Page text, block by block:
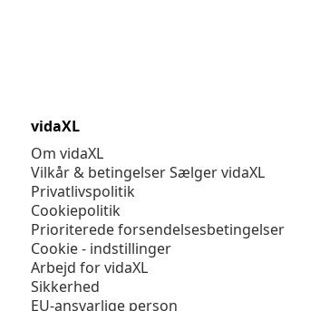
vidaXL
Om vidaXL
Vilkår & betingelser Sælger vidaXL
Privatlivspolitik
Cookiepolitik
Prioriterede forsendelsesbetingelser
Cookie - indstillinger
Arbejd for vidaXL
Sikkerhed
EU-ansvarlige person